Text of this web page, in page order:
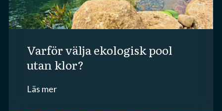
varför välja ekologisk pool
utan klor?
Läs mer